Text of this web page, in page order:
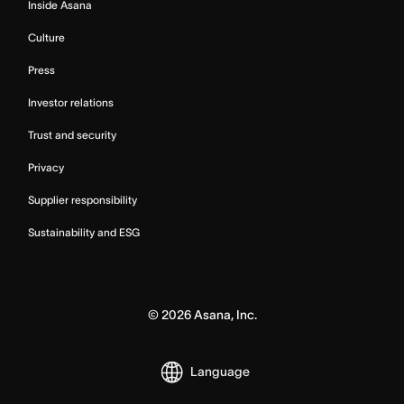
Inside Asana
Culture
Press
Investor relations
Trust and security
Privacy
Supplier responsibility
Sustainability and ESG
©2026Asana, Inc.
Language